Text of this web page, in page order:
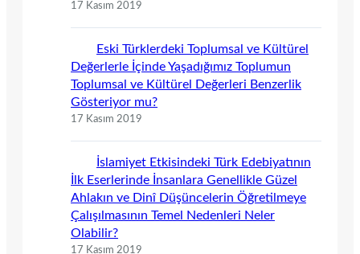
17 Kasım 2019
Eski Türklerdeki Toplumsal ve Kültürel
Değerlerle İçinde Yaşadığımız Toplumun
Toplumsal ve Kültürel Değerleri Benzerlik
Gösteriyor mu?
17 Kasım 2019
İslamiyet Etkisindeki Türk Edebiyatının
İlk Eserlerinde İnsanlara Genellikle Güzel
Ahlakın ve Dinî Düşüncelerin Öğretilmeye
Çalışılmasının Temel Nedenleri Neler
Olabilir?
17 Kasım 2019